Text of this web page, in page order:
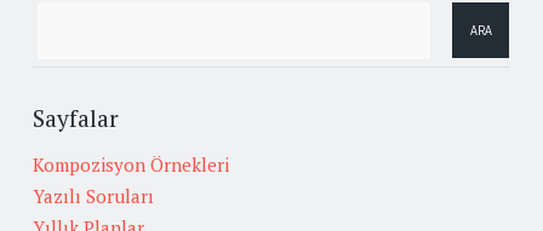
Sayfalar
Kompozisyon Örnekleri
Yazılı Soruları